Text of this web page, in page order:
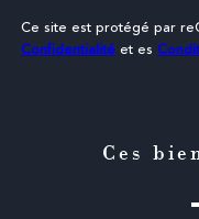
Ce site est protégé par
Confidentialité et es
Ces